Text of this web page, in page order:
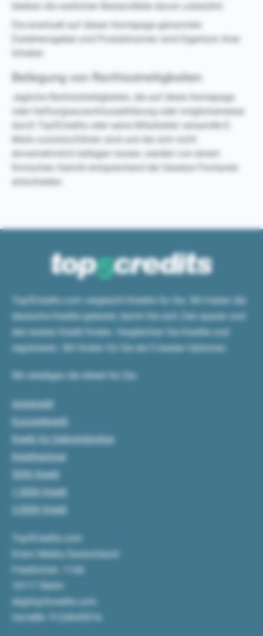
bleiben die restlichen Bestandteile davon unberührt.
Die eventuell auf dieser Homepage genannten
Darlehensgeber und Produktnamen sind Eigentum ihrer
Inhaber.
Beilegung von Rechtsstreitigkeiten
Jegliche Rechtsstreitigkeiten, die auf diese Homepage
oder Haftungsausschlusserklärung oder möglicherweise
durch Top5Credits oder seine Mitarbeiter versandte E-
Mails zurückzuführen sind und die sich nicht
einvernehmlich beilegen lassen, werden von einem
finnischen Gericht entsprechend der Gesetze Finnlands
entschieden.
Top5Credits.com vergleicht Kredite für Sie. Wir haben die
deutsche Kredite getestet, damit Sie sich Zeit sparen und
den besten Kredit finden. Vergleichen Sie Kredite und
registrieren. Wir finden für Sie die 5 besten Optionen.
Wir erledigen die Arbeit für Sie.
Autokredit
Kurzzeitkredit
Kredit für Selbstständige
Kreditrechner
500€ Kredit
1.000€ Kredit
3.000€ Kredit
Top5Credits.com
Draivi Media Deutschland
Friedrichstr. 114A
10117 Berlin
de@top5credits.com
Ust-IdNr: FI-24645516